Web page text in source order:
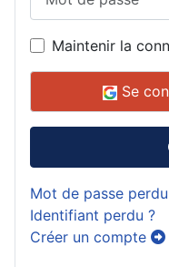
Maintenir la
Se
Mot de passe
Identifiant perdu ?
Créer un compte